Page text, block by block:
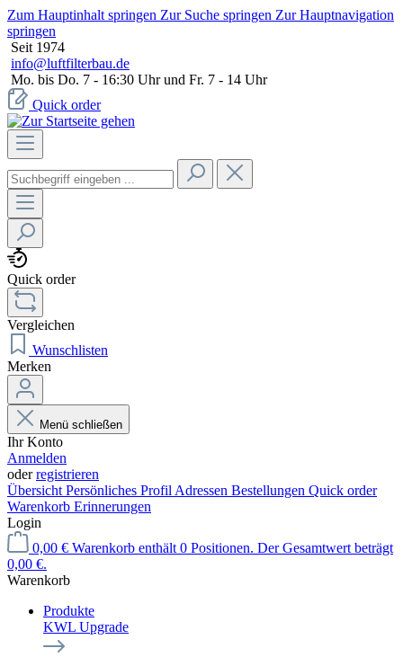
Zum Hauptinhalt springen Zur Suche springen Zur Hauptnavigation
springen
Seit 1974
info@luftfilterbau.de
Mo. bis Do. 7 - 16:30 Uhr und Fr. 7 - 14 Uhr
Quick order
Quick order
Vergleichen
Wunschlisten
Merken
Menü schließen
Ihr Konto
Anmelden
oderregistrieren
Übersicht Persönliches Profil Adressen Bestellungen Quick order
Warenkorb Erinnerungen
Login
0,00 € Warenkorb enthält 0 Positionen. Der Gesamtwert beträgt
0,00 €.
Warenkorb
Produkte
KWL Upgrade